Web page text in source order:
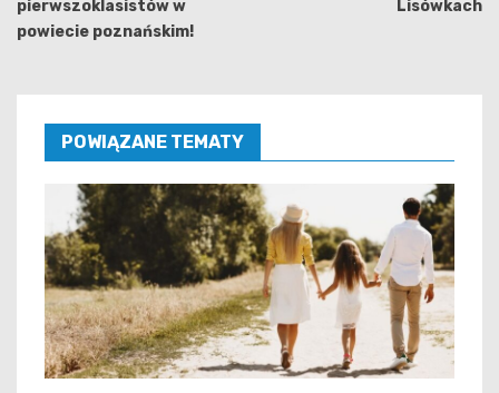
pierwszoklasistów w
powiecie poznańskim!
Lisówkach
POWIĄZANE TEMATY